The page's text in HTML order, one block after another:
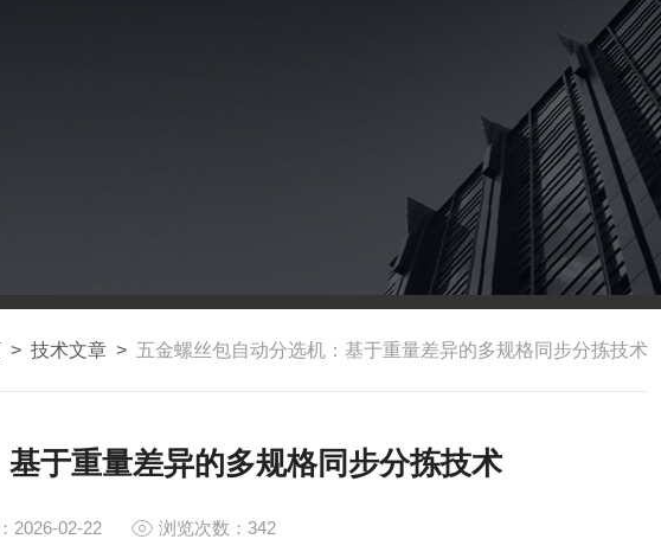
> 技术文章 > 五金螺丝包自动分选机：基于重量差异的多规格同步分拣技术
于重量差异的多规格同步分拣技术
2026-02-22 浏览次数：342